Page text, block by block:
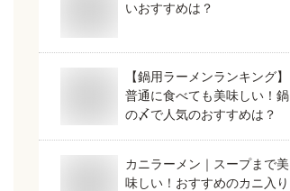
いおすすめは？
【鍋用ラーメンランキング】
普通に食べても美味しい！鍋
の〆で人気のおすすめは？
カニラーメン｜スープまで美
味しい！おすすめのカニ入り